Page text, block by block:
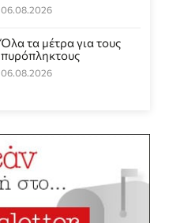
06.08.2026
Όλα τα μέτρα για τους
πυρόπληκτους
06.08.2026